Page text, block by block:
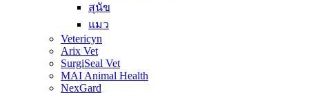
สุนัข
แมว
Vetericyn
Arix Vet
SurgiSeal Vet
MAI Animal Health
NexGard